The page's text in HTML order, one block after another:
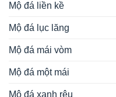
Mộ đá liền kề
Mộ đá lục lăng
Mộ đá mái vòm
Mộ đá một mái
Mộ đá xanh rêu